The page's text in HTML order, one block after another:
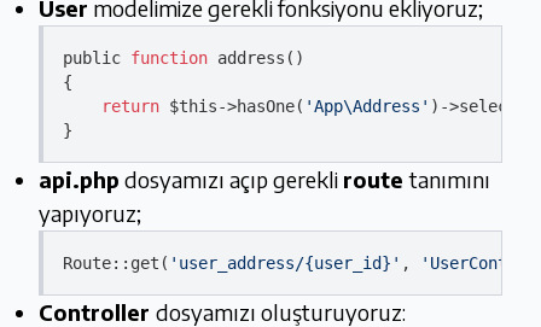
User modelimize gerekli fonksiyonu ekliyoruz;
public function address()
{
return $this->hasOne( 'App\Address' ) ->select(
api.php dosyamızı açıp gerekli routetanımını
yapıyoruz;
Route:: get ( 'user_address/{user_id}' ,
Controller dosyamızı oluşturuyoruz: